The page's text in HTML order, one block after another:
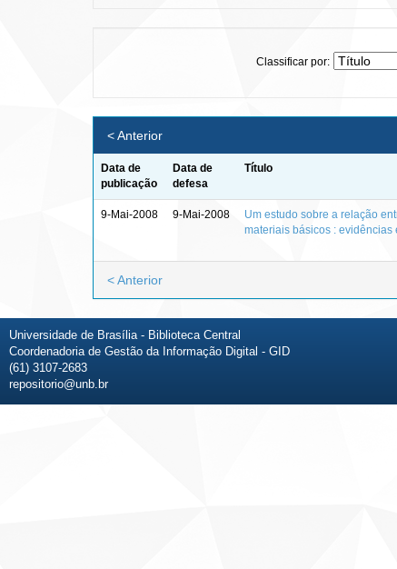
Classificar por:
< Anterior
Data de
publicação
Data de
defesa
Título
9-Mai-2008 9-Mai-2008
Um estudo sobre a relação
materiais básicos :
< Anterior
Universidade de Brasília - Biblioteca Central
Coordenadoria de Gestão da Informação Digital - GID
(61) 3107-2683
repositorio@unb.br